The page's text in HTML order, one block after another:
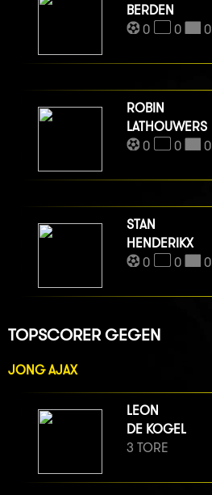
BERDEN
0
0 0
ROBIN
LATHOUWERS
0
0 0
STAN
HENDERIKX
0
0 0
TOPSCORER GEGEN
JONG AJAX
LEON
DE KOGEL
3 TORE